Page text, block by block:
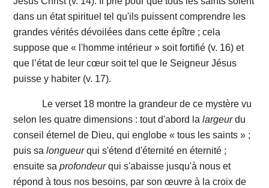
dans un état spirituel tel qu'ils puissent comprendre les
grandes vérités dévoilées dans cette épître ; cela
suppose que « l'homme intérieur » soit fortifié (v. 16) et
que l’état de leur cœur soit tel que le Seigneur Jésus
puisse y habiter (v. 17).
Le verset 18 montre la grandeur de ce mystère vu
selon les quatre dimensions : tout d'abord lalargeurdu
conseil éternel de Dieu, qui englobe « tous les saints » ;
puis salongueurqui s'étend d'éternité en éternité ;
ensuite saprofondeurqui s'abaisse jusqu'à nous et
répond à tous nos besoins, par son œuvre à la croix de